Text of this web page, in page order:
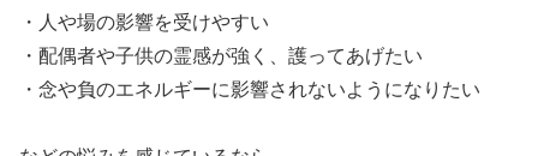
​・人や場の影響を受けやすい
​・配偶者や子供の霊感が強く、護ってあげたい
​・念や負のエネルギーに影響されないようになりたい